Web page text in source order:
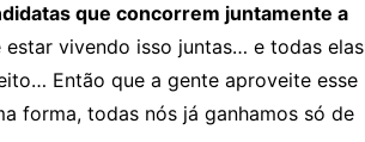
que concorrem juntamente a
vivendo isso juntas… e todas elas
Então que a gente aproveite esse
forma, todas nós já ganhamos só de